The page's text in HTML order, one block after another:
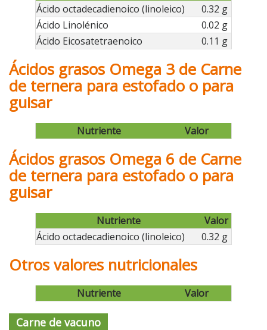
Ácido octadecadienoico (linoleico)
0.32 g
Ácido Linolénico
0.02 g
Ácido Eicosatetraenoico
0.11 g
Ácidos grasos Omega 3 de Carne
de ternera para estofado o para
guisar
Nutriente Valor
Ácidos grasos Omega 6 de Carne
de ternera para estofado o para
guisar
Nutriente
Valor
Ácido octadecadienoico (linoleico)
0.32 g
Otros valores nutricionales
Nutriente Valor
Carne de vacuno